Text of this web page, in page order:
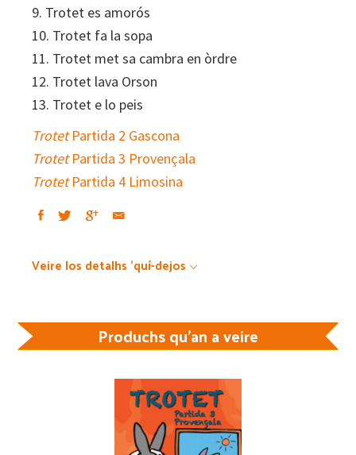
9. Trotet es amorós
10. Trotet fa la sopa
11. Trotet met sa cambra en òrdre
12. Trotet lava Orson
13. Trotet e lo peis
TrotetPartida 2 Gascona
TrotetPartida 3 Provençala
TrotetPartida 4 Limosina
Veire los detalhs 'quí-dejos
Produchs qu'an a veire